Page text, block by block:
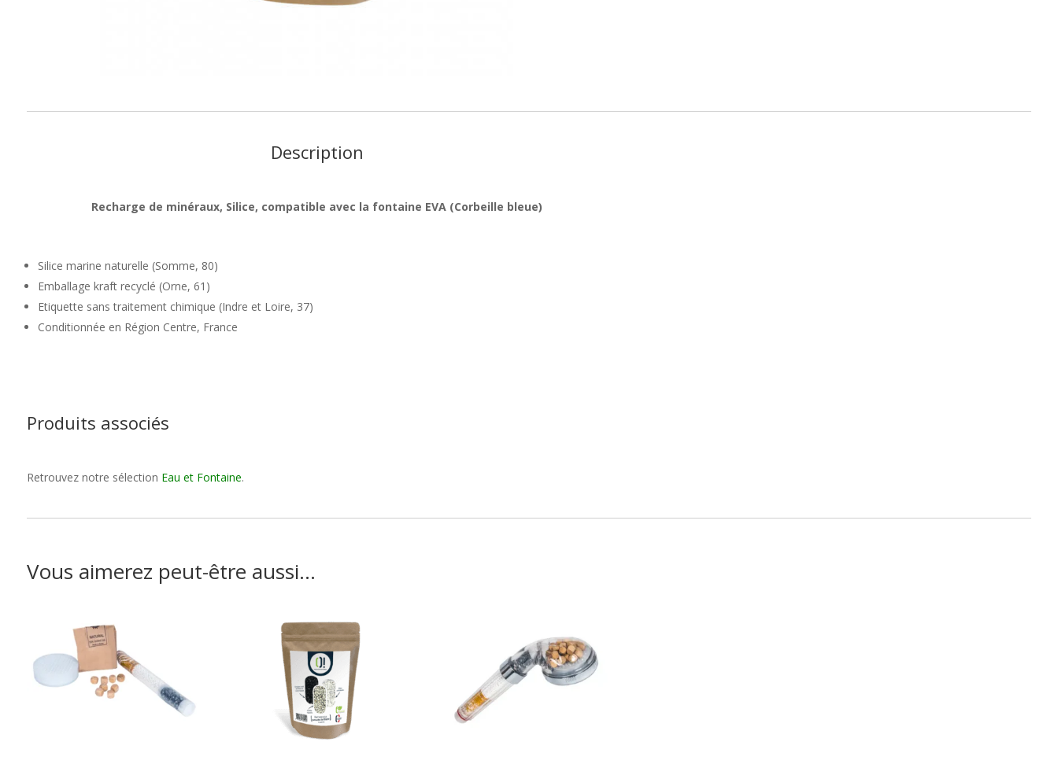
Description
Recharge de minéraux, Silice, compatible avec la fontaine EVA (Corbeille bleue)
Silice marine naturelle (Somme, 80)
Emballage kraft recyclé (Orne, 61)
Etiquette sans traitement chimique (Indre et Loire, 37)
Conditionnée en Région Centre, France
Produits associés
Retrouvez notre sélection Eau et Fontaine.
Vous aimerez peut-être aussi…